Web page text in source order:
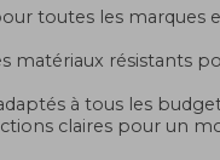
toutes les marques
matériaux résistants
à tous les
claires pour un